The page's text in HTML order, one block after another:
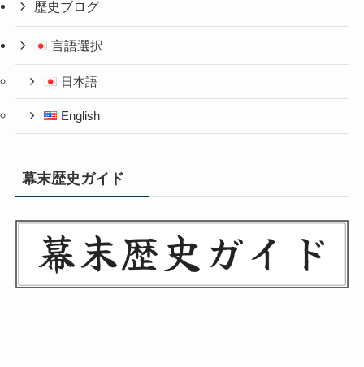
歴史ブログ
言語選択
日本語
English
幕末歴史ガイド